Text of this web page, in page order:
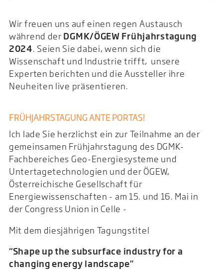
Wir freuen uns auf einen regen Austausch
während der DGMK/ÖGEW Frühjahrstagung
2024. Seien Sie dabei, wenn sich die
Wissenschaft und Industrie trifft, unsere
Experten berichten und die Aussteller ihre
Neuheiten live präsentieren.
FRÜHJAHRSTAGUNG ANTE PORTAS!
Ich lade Sie herzlichst ein zur Teilnahme an der
gemeinsamen Frühjahrstagung des DGMK-
Fachbereiches Geo-Energiesysteme und
Untertagetechnologien und der ÖGEW,
Österreichische Gesellschaft für
Energiewissenschaften - am 15. und 16. Mai in
der Congress Union in Celle -
Mit dem diesjährigen Tagungstitel
“Shape up the subsurface industry for a
changing energy landscape”